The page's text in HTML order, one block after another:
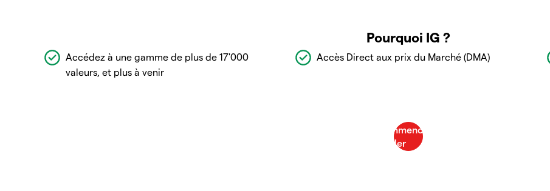
Pourquoi IG ?
Accédez à une gamme de plus de 17'000
valeurs, et plus à venir
Accès Direct aux prix du Marché (DMA)